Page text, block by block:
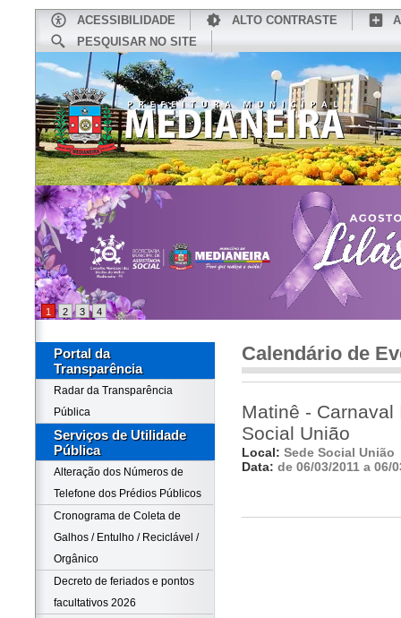
ACESSIBILIDADE ALTO CONTRASTE
PESQUISAR NO SITE
CONHEÇA MEDIANEIRA
1 2 3 4
Portal da
Transparência
Radar da Transparência
Pública
Serviços de Utilidade
Pública
Alteração dos Números de
Telefone dos Prédios Públicos
Cronograma de Coleta de
Galhos / Entulho / Reciclável /
Orgânico
Decreto de feriados e pontos
facultativos 2026
Calendário de
Matinê - Carnaval
Social União
Local: Sede Social União
Data: de 06/03/2011 a 06/